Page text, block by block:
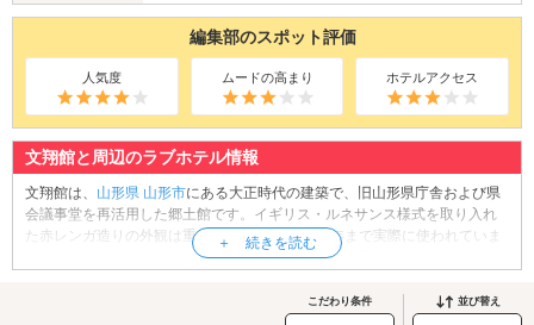
編集部のスポット評価
人気度 ムードの高まり ホテルアクセス
文翔館と周辺のラブホテル情報
文翔館は、 山形県 山形市にある大正時代の建築で、旧山形県庁舎および県
会議事堂を再活用した郷土館です。イギリス・ルネサンス様式を取り入れ
た赤レンガ造りの外観は重厚かつ美しく、1975年まで実際に使われていま
した。現在は無料で一般公開されており、歴史的な議場や知事室などを見
写真を撮るカップルの姿も。大正ロマンに包まれた非日常のひとときを共
有すれば、ふたりの距離もぐっと縮まるはず。雨の日デートにもおすすめ
こだわり条件 並び替え